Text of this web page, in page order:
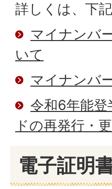
詳しくは、下
マイナンバ
いて
マイナンバ
令和6年能
ドの再発行・
電子証明